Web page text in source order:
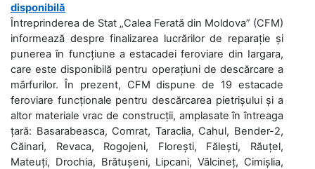
disponibilă
Întreprinderea de Stat „Calea Ferată din Moldova” (CFM)
informează despre finalizarea lucrărilor de reparație și
punerea în funcțiune a estacadei feroviare din Iargara,
care este disponibilă pentru operațiuni de descărcare a
mărfurilor. În prezent, CFM dispune de 19 estacade
feroviare funcționale pentru descărcarea pietrișului și a
altor materiale vrac de construcții, amplasate în întreaga
țară: Basarabeasca, Comrat, Taraclia, Cahul, Bender-2,
Căinari, Revaca, Rogojeni, Florești, Fălești, Răuțel,
Mateuți, Drochia, Brătușeni, Lipcani, Vălcineț, Cimișlia,